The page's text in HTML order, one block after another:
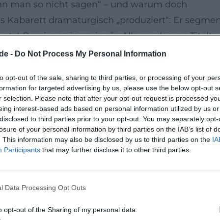
- Do Not Process My Personal Information
opt-out of the sale, sharing to third parties, or processing of your
for targeted advertising by us, please use the below opt-out
selection. Please note that after your opt-out request is processed
interest-based ads based on personal information utilized by us
to third parties prior to your opt-out. You may separately
of your personal information by third parties on the IAB’s list of
This information may also be disclosed by us to third parties on the
Participants that may further disclose it to other third parties.
Data Processing Opt Outs
opt-out of the Sharing of my personal data.
man so nicht sagen“ – und warum doch
Kabarett dramaturgisch „produziert“: Er
Reprisen ein – wie ein Album, dessen
bündelt seine Stärken: präzise Beobachtung,
sein Markenzeichen – ein „Mix“ aus
der Spannungsbogen bleibt konstant
zum Zweck wird.
der Satire
dokumentieren Tonträger und Streaming-
(2005) setzen die akustische
allerletzte Held“ (2008) schärft er
– etwa „Nicht mit mir“ oder „Das Auge
einem „Arrangement“ aus Sarkasmus,
wie Live‑Compilations: Das Lachen des